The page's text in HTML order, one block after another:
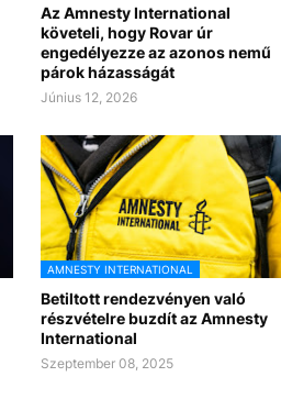
Az Amnesty International
követeli, hogy Rovar úr
engedélyezze az azonos nemű
párok házasságát
Június 12, 2026
AMNESTY INTERNATIONAL
Betiltott rendezvényen való
részvételre buzdít az Amnesty
International
Szeptember 08, 2025